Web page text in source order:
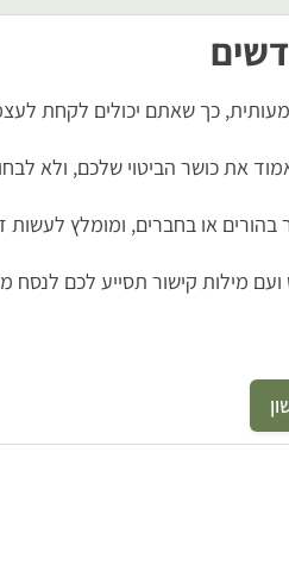
כך שאתם יכולים לקחת
את כושר הביטוי שלכם, ולא
או בחברים, ומומלץ לעשות
מילות קישור תסייע לכם לנסח